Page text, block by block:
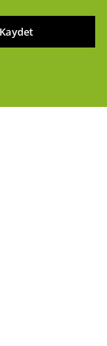
Kaydet